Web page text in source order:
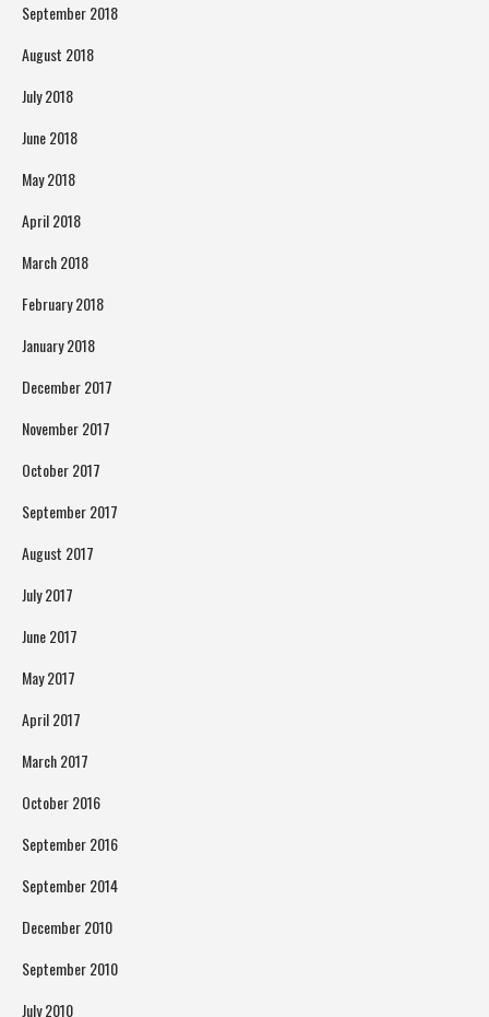
September 2018
August 2018
July 2018
June 2018
May 2018
April 2018
March 2018
February 2018
January 2018
December 2017
November 2017
October 2017
September 2017
August 2017
July 2017
June 2017
May 2017
April 2017
March 2017
October 2016
September 2016
September 2014
December 2010
September 2010
July 2010